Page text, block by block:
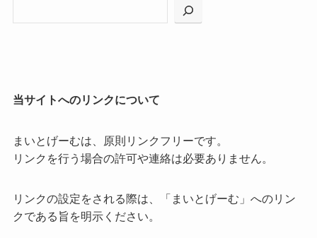
当サイトへのリンクについて
まいとげーむは、原則リンクフリーです。
リンクを行う場合の許可や連絡は必要ありません。
リンクの設定をされる際は、「まいとげーむ」へのリン
クである旨を明示ください。